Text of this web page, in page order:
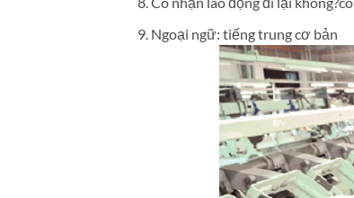
Ngoại ngữ: tiếng trung cơ bản